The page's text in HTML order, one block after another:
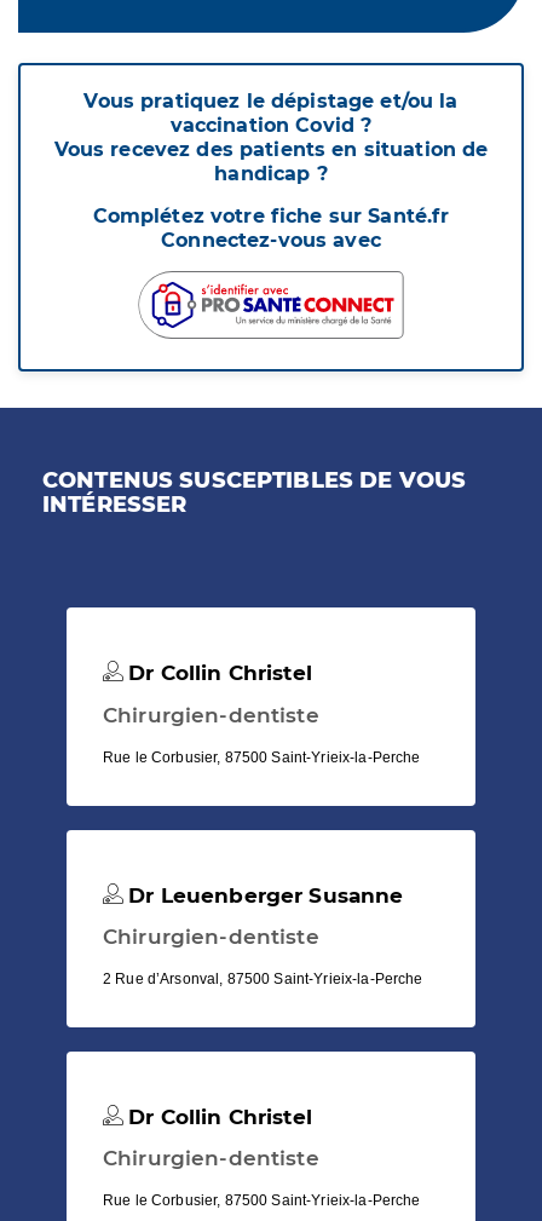
Vous pratiquez le dépistage et/ou la
vaccination Covid ?
Vous recevez des patients en situation de
handicap ?
Complétez votre fiche sur Santé.fr
Connectez-vous avec
CONTENUS SUSCEPTIBLES DE VOUS
INTÉRESSER
Dr Collin Christel
Chirurgien-dentiste
Rue le Corbusier, 87500 Saint-Yrieix-la-Perche
Dr Leuenberger Susanne
Chirurgien-dentiste
2 Rue d’Arsonval, 87500 Saint-Yrieix-la-Perche
Dr Collin Christel
Chirurgien-dentiste
Rue le Corbusier, 87500 Saint-Yrieix-la-Perche